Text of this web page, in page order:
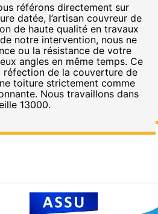
référons directement sur
datée, l’artisan couvreur de
de haute qualité en travaux
notre intervention, nous ne
ou la résistance de votre
angles en même temps. Ce
de la couverture de
toiture strictement comme
Nous travaillons dans
13000.